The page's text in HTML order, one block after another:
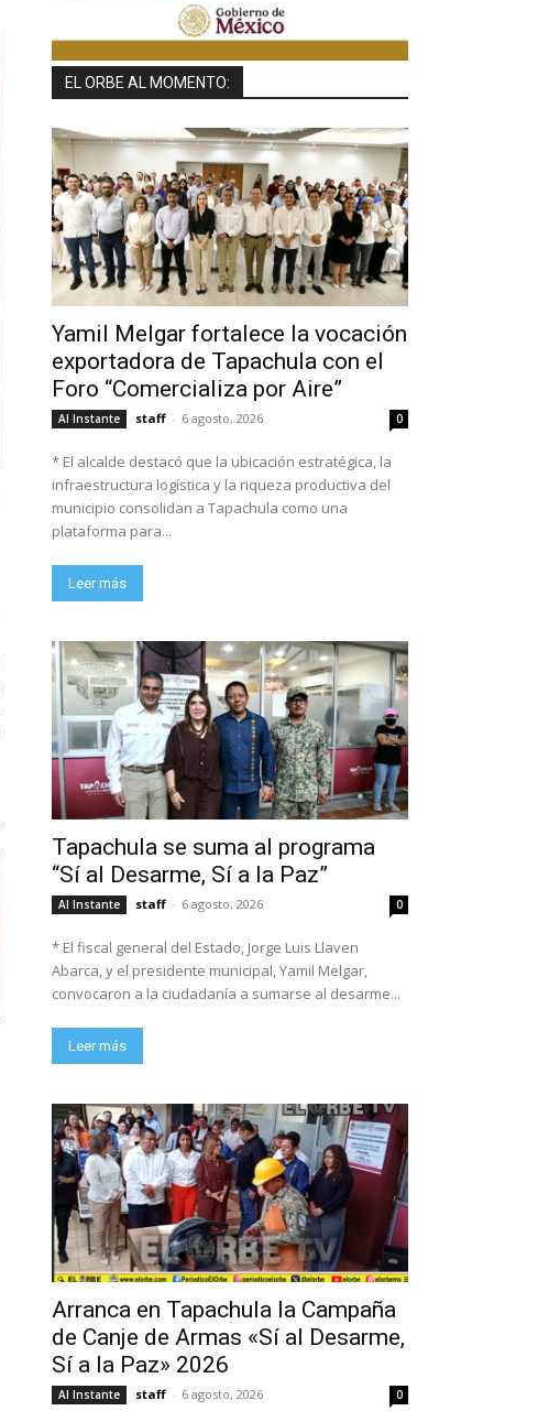
EL ORBE AL MOMENTO:
Yamil Melgar fortalece la vocación
exportadora de Tapachula con el
Foro “Comercializa por Aire”
Al Instante staff - 6 agosto, 2026 0
* El alcalde destacó que la ubicación estratégica, la
infraestructura logística y la riqueza productiva del
municipio consolidan a Tapachula como una
plataforma para...
Leer más
Tapachula se suma al programa
“Sí al Desarme, Sí a la Paz”
Al Instante staff - 6 agosto, 2026 0
* El fiscal general del Estado, Jorge Luis Llaven
Abarca, y el presidente municipal, Yamil Melgar,
convocaron a la ciudadanía a sumarse al desarme...
Leer más
Arranca en Tapachula la Campaña
de Canje de Armas «Sí al Desarme,
Sí a la Paz» 2026
Al Instante staff - 6 agosto, 2026 0